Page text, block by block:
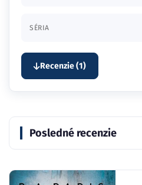
SÉRIA
Recenzie (1)
Posledné recenzie